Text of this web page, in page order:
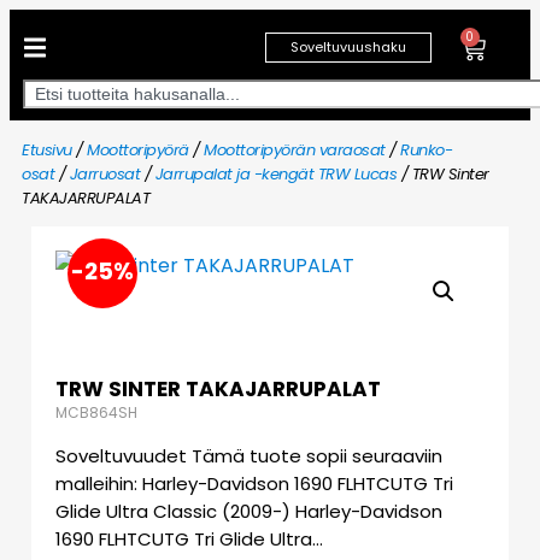
Soveltuvuushaku
0
Etusivu/Moottoripyörä/Moottoripyörän varaosat/Runko-
osat/Jarruosat/Jarrupalat ja -kengät TRW Lucas / TRW Sinter
TAKAJARRUPALAT
-25%
TRW SINTER TAKAJARRUPALAT
MCB864SH
Soveltuvuudet Tämä tuote sopii seuraaviin
malleihin: Harley-Davidson 1690 FLHTCUTG Tri
Glide Ultra Classic (2009-) Harley-Davidson
1690 FLHTCUTG Tri Glide Ultra…